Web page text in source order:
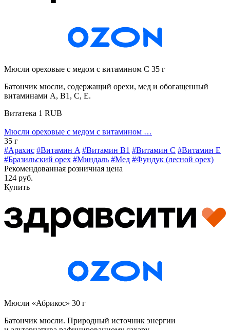
Мюсли ореховые с медом с витамином С 35 г
Батончик мюсли, содержащий орехи, мед и обогащенный
витаминами А, В1, С, Е.
Витатека 1 RUB
Мюсли ореховые с медом с витамином …
35 г
#Арахис #Витамин A #Витамин B1 #Витамин C #Витамин E
#Бразильский орех #Миндаль #Мед #Фундук (лесной орех)
Рекомендованная розничная цена
124 руб.
Купить
Мюсли «Абрикос» 30 г
Батончик мюсли. Природный источник энергии